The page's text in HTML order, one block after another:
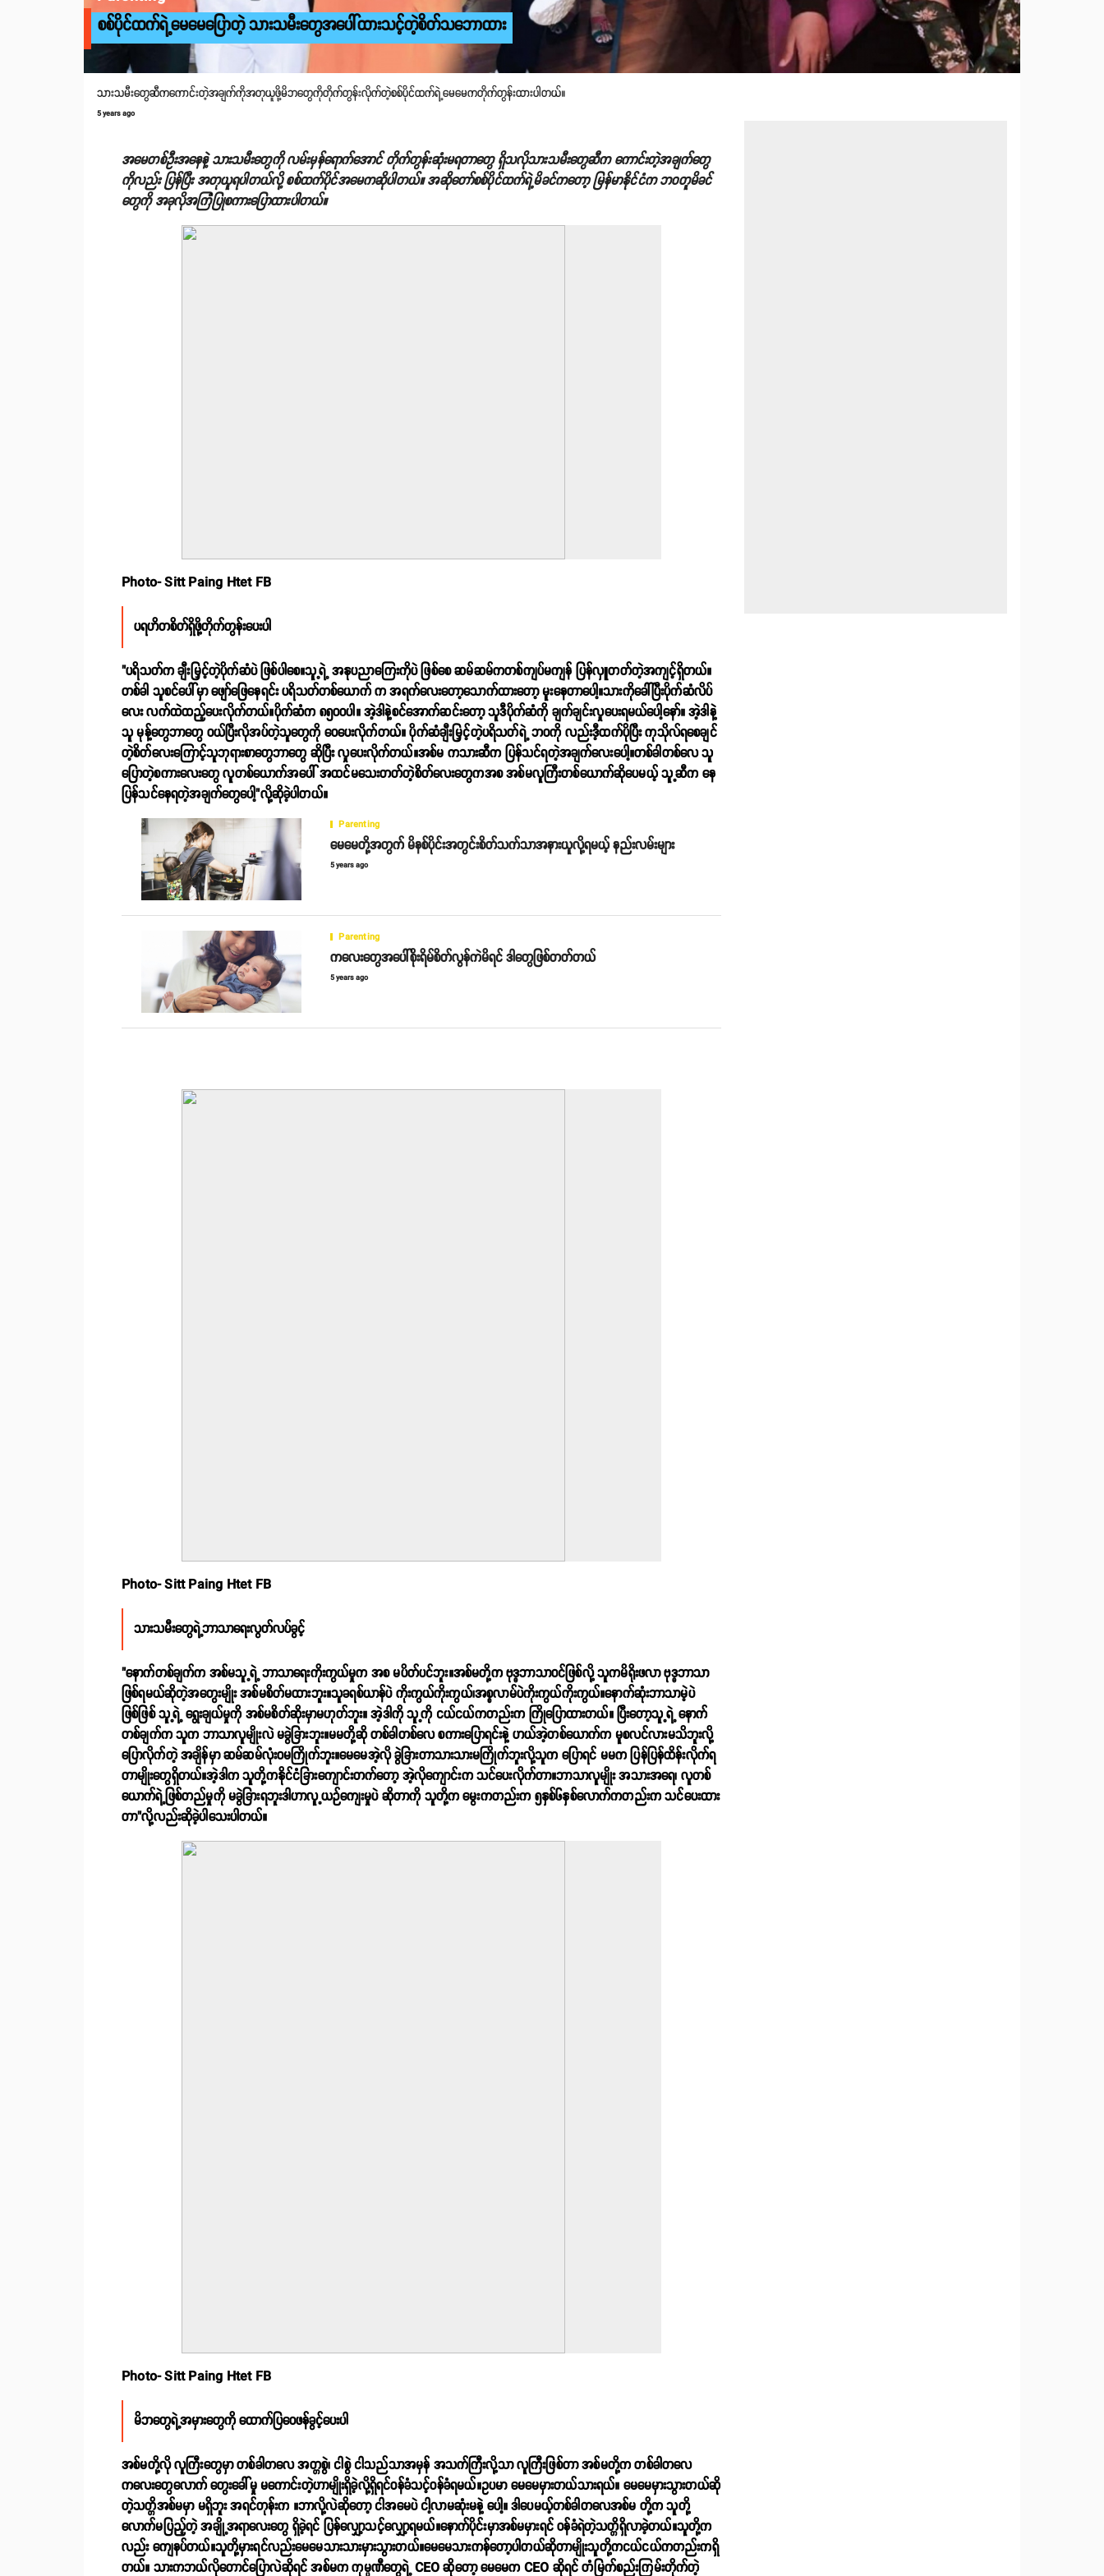
စစ်ပိုင်ထက်ရဲ့မေမေပြောတဲ့ သားသမီးတွေအပေါ်ထားသင့်တဲ့စိတ်သဘောထား
သားသမီးတွေဆီကကောင်းတဲ့အချက်ကိုအတုယူဖို့မိဘတွေကိုတိုက်တွန်းလိုက်တဲ့စစ်ပိုင်ထက်ရဲ့မေမေကတိုက်တွန်းထားပါတယ်။
5 years ago
အမေတစ်ဦးအနေနဲ့ သားသမီးတွေကို လမ်းမှန်ရောက်အောင် တိုက်တွန်းဆုံးမရတာတွေ ရှိသလိုသားသမီးတွေဆီက ကောင်းတဲ့အချက်တွေ
ကိုလည်း ပြန်ပြီး အတုယူရပါတယ်လို့ စစ်ထက်ပိုင်အမေကဆိုပါတယ်။ အဆိုတော်စစ်ပိုင်ထက်ရဲ့မိခင်ကတော့ မြန်မာနိုင်ငံက ဘဝတူမိခင်
တွေကို အခုလိုအကြံပြုစကားပြောထားပါတယ်။
Photo- Sitt Paing Htet FB
ပရဟိတစိတ်ရှိဖို့တိုက်တွန်းပေးပါ
"ပရိသတ်က ချီးမြှင့်တဲ့ပိုက်ဆံပဲ ဖြစ်ပါစေ။သူ့ရဲ့ အနုပညာကြေးကိုပဲ ဖြစ်စေ ဆမ်ဆမ်ကတစ်ကျပ်မကျန် ပြန်လှူတတ်တဲ့အကျင့်ရှိတယ်။
တစ်ခါ သူစင်ပေါ်မှာ ဖျော်ဖြေနေရင်း ပရိသတ်တစ်ယောက် က အရက်လေးတော့သောက်ထားတော့ မူးနေတာပေါ့။သားကိုခေါ်ပြီးပိုက်ဆံလိပ်
လေး လက်ထဲထည့်ပေးလိုက်တယ်။ပိုက်ဆံက ၈၅၀၀ပါ။ အဲ့ဒါနဲ့စင်အောက်ဆင်းတော့ သူဒီပိုက်ဆံကို ချက်ချင်းလှုပေးရမယ်ပေါ့နော်။ အဲ့ဒါနဲ့
သူ မုန့်တွေဘာတွေ ဝယ်ပြီးလိုအပ်တဲ့သူတွေကို ဝေပေးလိုက်တယ်။ ပိုက်ဆံချီးမြှင့်တဲ့ပရိသတ်ရဲ့ ဘဝကို လည်းဒီ့ထက်ပိုပြီး ကုသိုလ်ရစေချင်
တဲ့စိတ်လေးကြောင့်သူဘုရားစာတွေဘာတွေ ဆိုပြီး လှုပေးလိုက်တယ်။အစ်မ ကသားဆီက ပြန်သင်ရတဲ့အချက်လေးပေါ့။တစ်ခါတစ်လေ သူ
ပြောတဲ့စကားလေးတွေ လူတစ်ယောက်အပေါ် အထင်မသေးတတ်တဲ့စိတ်လေးတွေကအစ အစ်မလူကြီးတစ်ယောက်ဆိုပေမယ့် သူ့ဆီက နေ
ပြန်သင်နေရတဲ့အချက်တွေပေါ့"လို့ဆိုခဲ့ပါတယ်။
Parenting
မေမေတို့အတွက် မိနစ်ပိုင်းအတွင်းစိတ်သက်သာအနားယူလို့ရမယ့် နည်းလမ်းများ
5 years ago
Parenting
ကလေးတွေအပေါ်စိုးရိမ်စိတ်လွန်ကဲမိရင် ဒါတွေဖြစ်တတ်တယ်
5 years ago
Photo- Sitt Paing Htet FB
သားသမီးတွေရဲ့ဘာသာရေးလွတ်လပ်ခွင့်
"နောက်တစ်ချက်က အစ်မသူ့ရဲ့ ဘာသာရေးကိုးကွယ်မှုက အစ မပိတ်ပင်ဘူး။အစ်မတို့က ဗုဒ္ဓဘာသာဝင်ဖြစ်လို့ သူကမိရိုးဖလာ ဗုဒ္ဓဘာသာ
ဖြစ်ရမယ်ဆိုတဲ့အတွေးမျိုး အစ်မစိတ်မထားဘူး။သူခရစ်ယာန်ပဲ ကိုးကွယ်ကိုးကွယ်၊အစ္စလာမ်ပဲကိုးကွယ်ကိုးကွယ်။နောက်ဆုံးဘာသာမဲ့ပဲ
ဖြစ်ဖြစ် သူ့ရဲ့ ရွေးချယ်မှုကို အစ်မစိတ်ဆိုးမှာမဟုတ်ဘူး။ အဲ့ဒါကို သူ့ကို ငယ်ငယ်ကတည်းက ကြိုပြောထားတယ်။ ပြီးတော့သူ့ရဲ့ နောက်
တစ်ချက်က သူက ဘာသာလူမျိုးလဲ မခွဲခြားဘူး။မမတို့ဆို တစ်ခါတစ်လေ စကားပြောရင်းနဲ့ ဟယ်အဲ့တစ်ယောက်က မူစလင်လားမသိဘူးလို့
ပြောလိုက်တဲ့ အချိန်မှာ ဆမ်ဆမ်လုံးဝမကြိုက်ဘူး။မေမေအဲ့လို ခွဲခြားတာသားသားမကြိုက်ဘူးလို့သူက ပြောရင် မမက ပြန်ပြန်ထိန်းလိုက်ရ
တာမျိုးတွေရှိတယ်။အဲ့ဒါက သူတို့ကနိုင်ငံခြားကျောင်းတက်တော့ အဲ့လိုကျောင်းက သင်ပေးလိုက်တာ။ဘာသာလူမျိုး အသားအရေ၊ လူတစ်
ယောက်ရဲ့ဖြစ်တည်မှုကို မခွဲခြားရဘူးဒါဟာလူ့ယဉ်ကျေးမှုပဲ ဆိုတာကို သူတို့က မွေးကတည်းက ၅နှစ်၆နှစ်လောက်ကတည်းက သင်ပေးထား
တာ"လို့လည်းဆိုခဲ့ပါသေးပါတယ်။
Photo- Sitt Paing Htet FB
မိဘတွေရဲ့အမှားတွေကို ထောက်ပြဝေဖန်ခွင့်ပေးပါ
အစ်မတို့လို လူကြီးတွေမှာ တစ်ခါတလေ အတ္တစွဲ၊ ငါစွဲ ငါသည်သာအမှန် အသက်ကြီးလို့သာ လူကြီးဖြစ်တာ အစ်မတို့က တစ်ခါတလေ
ကလေးတွေလောက် တွေးခေါ်မှု မကောင်းတဲ့ဟာမျိုးရှိခဲ့လို့ရှိရင်ဝန်ခံသင့်ဝန်ခံရမယ်။ဥပမာ မေမေမှားတယ်သားရယ်။ မေမေမှားသွားတယ်ဆို
တဲ့သတ္တိအစ်မမှာ မရှိဘူး အရင်တုန်းက ။ဘာလို့လဲဆိုတော့ ငါအမေပဲ ငါ့လာမဆုံးမနဲ့ ပေါ့။ ဒါပေမယ့်တစ်ခါတလေအစ်မ တို့က သူတို့
လောက်မပြည့်တဲ့ အချို့အရာလေးတွေ ရှိခဲ့ရင် ပြန်လျှော့သင့်လျှော့ရမယ်။နောက်ပိုင်းမှာအစ်မမှားရင် ဝန်ခံရဲတဲ့သတ္တိရှိလာခဲ့တယ်။သူတို့က
လည်း ကျေနပ်တယ်။သူတို့မှားရင်လည်းမေမေသားသားမှားသွားတယ်။မေမေသားကန်တော့ပါတယ်ဆိုတာမျိုးသူတို့ကငယ်ငယ်ကတည်းကရှိ
တယ်။ သားကဘယ်လိုတောင်ပြောလဲဆိုရင် အစ်မက ကုမ္ပဏီတွေရဲ့ CEO ဆိုတော့ မေမေက CEO ဆိုရင် တံမြက်စည်းကြမ်းတိုက်တဲ့